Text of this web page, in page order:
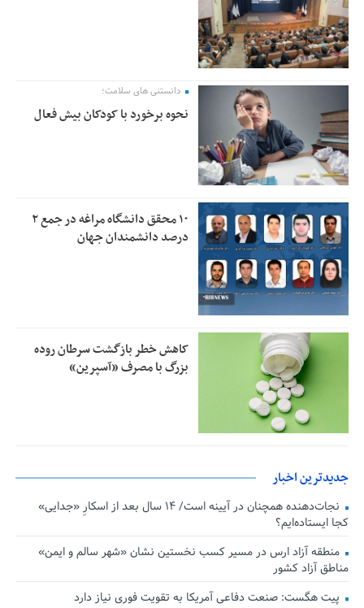
دانستنی های سلامت؛
نحوه برخورد با کودکان بیش فعال
۱۰ محقق دانشگاه مراغه در جمع ۲
درصد دانشمندان جهان
کاهش خطر بازگشت سرطان روده
بزرگ با مصرف «آسپرین»
جدیدترین اخبار
نجات‌دهنده‌ همچنان در آیینه است/ ۱۴ سال بعد از اسکارِ «جدایی»
کجا ایستاده‌ایم؟
منطقه آزاد ارس در مسیر کسب نخستین نشان «شهر سالم و ایمن»
مناطق آزاد کشور
پیت هگست: صنعت دفاعی آمریکا به تقویت فوری نیاز دارد